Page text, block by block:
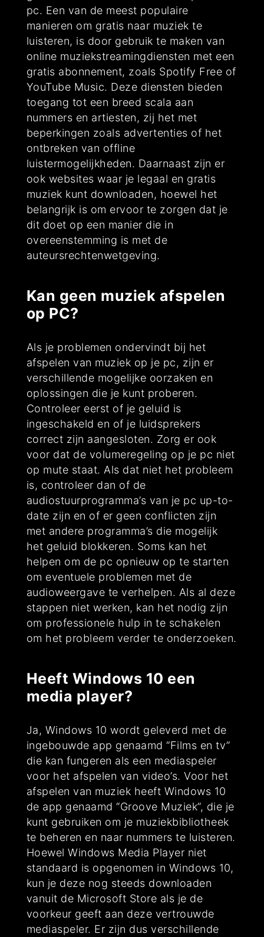
pc. Een van de meest populaire
manieren om gratis naar muziek te
luisteren, is door gebruik te maken van
online muziekstreamingdiensten met een
gratis abonnement, zoals Spotify Free of
YouTube Music. Deze diensten bieden
toegang tot een breed scala aan
nummers en artiesten, zij het met
beperkingen zoals advertenties of het
ontbreken van offline
luistermogelijkheden. Daarnaast zijn er
ook websites waar je legaal en gratis
muziek kunt downloaden, hoewel het
belangrijk is om ervoor te zorgen dat je
dit doet op een manier die in
overeenstemming is met de
auteursrechtenwetgeving.
Kan geen muziek afspelen
op PC?
Als je problemen ondervindt bij het
afspelen van muziek op je pc, zijn er
verschillende mogelijke oorzaken en
oplossingen die je kunt proberen.
Controleer eerst of je geluid is
ingeschakeld en of je luidsprekers
correct zijn aangesloten. Zorg er ook
voor dat de volumeregeling op je pc niet
op mute staat. Als dat niet het probleem
is, controleer dan of de
audiostuurprogramma’s van je pc up-to-
date zijn en of er geen conflicten zijn
met andere programma’s die mogelijk
het geluid blokkeren. Soms kan het
helpen om de pc opnieuw op te starten
om eventuele problemen met de
audioweergave te verhelpen. Als al deze
stappen niet werken, kan het nodig zijn
om professionele hulp in te schakelen
om het probleem verder te onderzoeken.
Heeft Windows 10 een
media player?
Ja, Windows 10 wordt geleverd met de
ingebouwde app genaamd “Films en tv”
die kan fungeren als een mediaspeler
voor het afspelen van video’s. Voor het
afspelen van muziek heeft Windows 10
de app genaamd “Groove Muziek”, die je
kunt gebruiken om je muziekbibliotheek
te beheren en naar nummers te luisteren.
Hoewel Windows Media Player niet
standaard is opgenomen in Windows 10,
kun je deze nog steeds downloaden
vanuit de Microsoft Store als je de
voorkeur geeft aan deze vertrouwde
mediaspeler. Er zijn dus verschillende